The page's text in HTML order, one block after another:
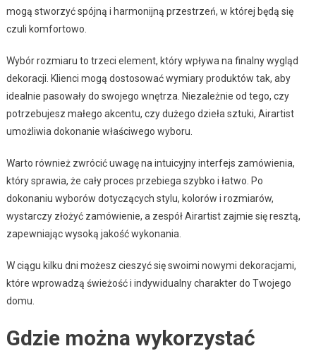
mogą stworzyć spójną i harmonijną przestrzeń, w której będą się
czuli komfortowo.
Wybór rozmiaru to trzeci element, który wpływa na finalny wygląd
dekoracji. Klienci mogą dostosować wymiary produktów tak, aby
idealnie pasowały do swojego wnętrza. Niezależnie od tego, czy
potrzebujesz małego akcentu, czy dużego dzieła sztuki, Airartist
umożliwia dokonanie właściwego wyboru.
Warto również zwrócić uwagę na intuicyjny interfejs zamówienia,
który sprawia, że cały proces przebiega szybko i łatwo. Po
dokonaniu wyborów dotyczących stylu, kolorów i rozmiarów,
wystarczy złożyć zamówienie, a zespół Airartist zajmie się resztą,
zapewniając wysoką jakość wykonania.
W ciągu kilku dni możesz cieszyć się swoimi nowymi dekoracjami,
które wprowadzą świeżość i indywidualny charakter do Twojego
domu.
Gdzie można wykorzystać